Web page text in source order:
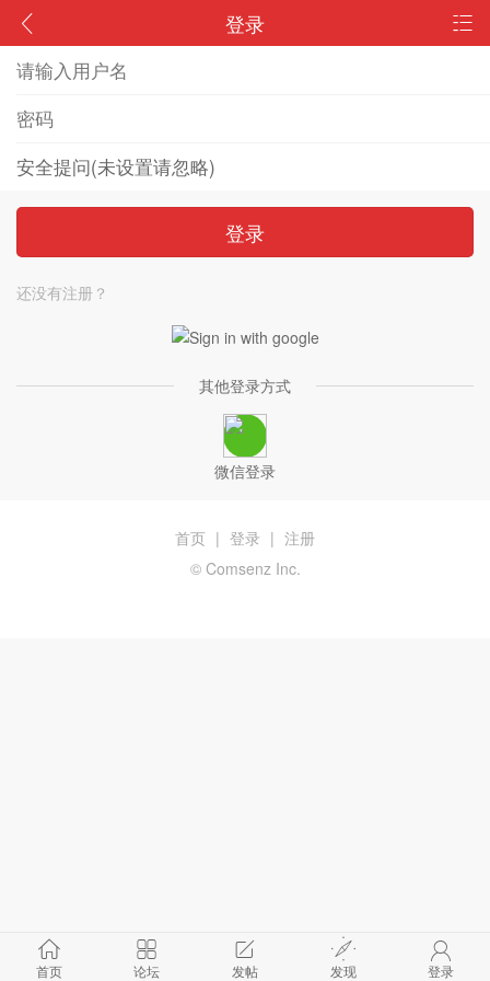
登录
登录
还没有注册？
其他登录方式
微信登录
首页 论坛 发帖 发现 登录
首页 | 登录 | 注册
© Comsenz Inc.